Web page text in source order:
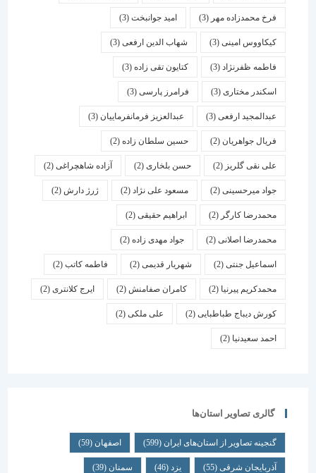
فرخ محمدزاده مهر(3) امید جوانبخت(3)
کیکاووس امینی(3) شهاب الدین ارفعی(3)
فاطمه ظفرنژاد(3) کتایون تقی زاده(3)
اسكندر مختاری (3) فرامرز پارسی(3)
عبدالمجید ارفعی(3) عبدالعزیز فرمانفرماییان(3)
فریال جواهریان(2) حسین سلطان زاده(2)
علی نقی گلریز(2) حسن بلخاری(2) آزاده شاهچراغی(2)
جواد میرحسینی(2) مسعود علی نژاد(2) ژرژ دارش (2)
محمدرضا کارگر(2) ابراهیم حقیقی(2)
محمدرضا اصلانی(2) جواد مهدی زاده(2)
اسماعیل جنتی(2) شهریار قدیمی(2) فاطمه کاتب(2)
محمدکریم پیرنیا (2) کامران صفامنش(2) ایرج کلانتری (2)
کورش دیباج طباطبایی(2) علی ملکی(2)
احمد سعیدنیا (2)
گالری تصاویر استان‌ها
گنجینه تصاویر از استان‌های ایران(599) اصفهان (59)
آذربایجان شرقی(55) یزد سمنان (39)